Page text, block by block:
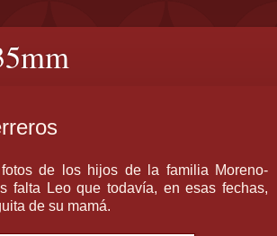
de los hijos de la familia Moreno-
falta Leo que todavía, en esas fechas,
de su mamá.